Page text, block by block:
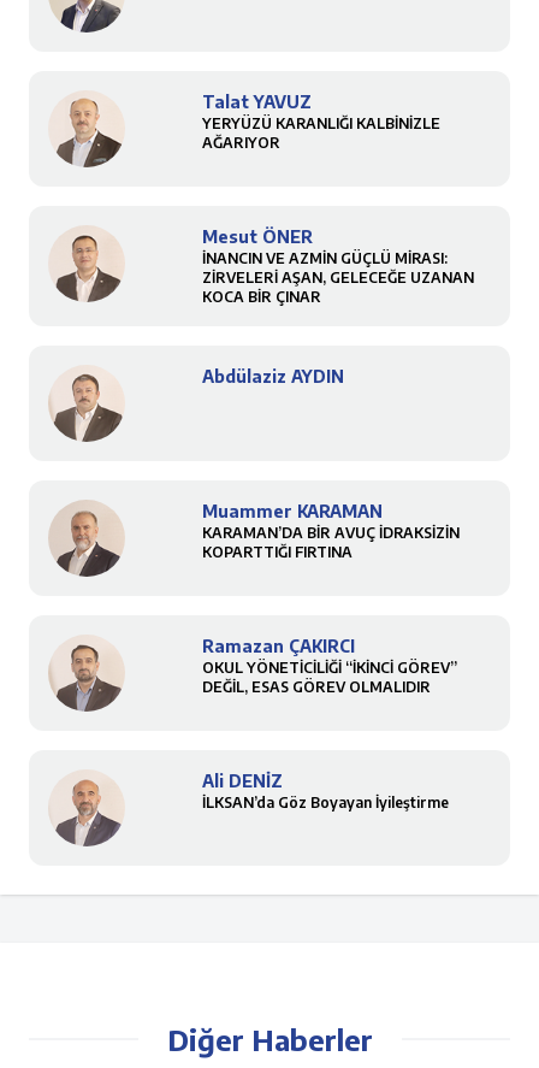
Talat YAVUZ
YERYÜZÜ KARANLIĞI KALBİNİZLE
AĞARIYOR
Mesut ÖNER
İNANCIN VE AZMİN GÜÇLÜ MİRASI:
ZİRVELERİ AŞAN, GELECEĞE UZANAN
KOCA BİR ÇINAR
Abdülaziz AYDIN
Muammer KARAMAN
KARAMAN’DA BİR AVUÇ İDRAKSİZİN
KOPARTTIĞI FIRTINA
Ramazan ÇAKIRCI
OKUL YÖNETİCİLİĞİ “İKİNCİ GÖREV”
DEĞİL, ESAS GÖREV OLMALIDIR
Ali DENİZ
İLKSAN’da Göz Boyayan İyileştirme
Diğer Haberler